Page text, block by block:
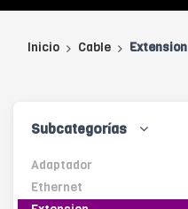
Inicio Cable Extension
Subcategorías
Adaptador
Ethernet